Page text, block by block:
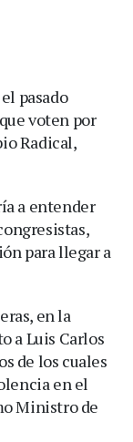
pasado
voten por
Radical,
a entender
para llegar a
en la
a Luis Carlos
de los cuales
en el
Ministro de